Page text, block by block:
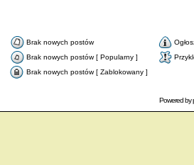
Brak nowych postów
Brak nowych postów [ Popularny ]
Brak nowych postów [ Zablokowany ]
Powered by